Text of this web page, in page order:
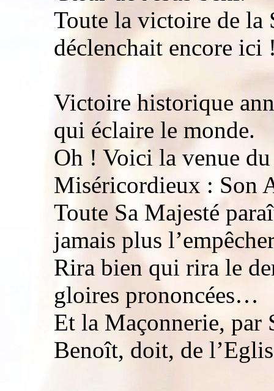
Toute la victoire de la
déclenchait encore ici
Victoire historique
qui éclaire le monde.
Oh ! Voici la venue
Miséricordieux : Son
Toute Sa Majesté
jamais plus
Rira bien qui rira le
gloires prononcées…
Et la Maçonnerie, par
Benoît, doit, de